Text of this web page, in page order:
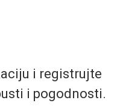
i registrujte
i pogodnosti.